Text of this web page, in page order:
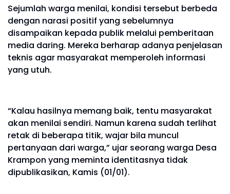
Sejumlah warga menilai, kondisi tersebut berbeda
dengan narasi positif yang sebelumnya
disampaikan kepada publik melalui pemberitaan
media daring. Mereka berharap adanya penjelasan
teknis agar masyarakat memperoleh informasi
yang utuh.
“Kalau hasilnya memang baik, tentu masyarakat
akan menilai sendiri. Namun karena sudah terlihat
retak di beberapa titik, wajar bila muncul
pertanyaan dari warga,” ujar seorang warga Desa
Krampon yang meminta identitasnya tidak
dipublikasikan, Kamis (01/01).